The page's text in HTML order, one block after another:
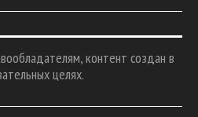
контент создан в
целях.